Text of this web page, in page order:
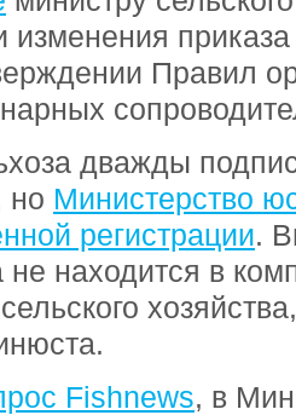
изменения
Правил
дважды
но Министерство
регистрации.
не находится в
Fishnews, в